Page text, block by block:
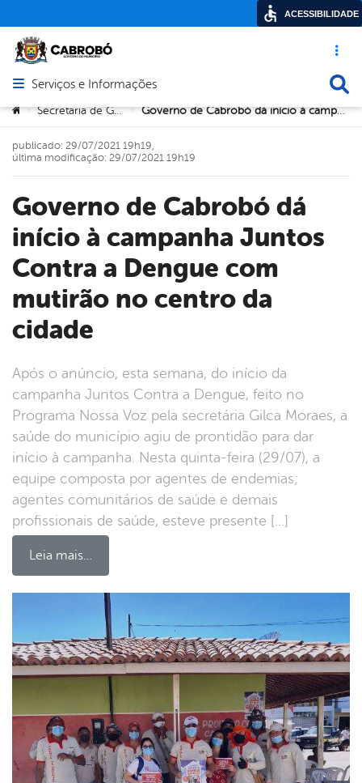
Acesso
Abrir menu principal de navegação
Serviços e Informações
Você está aqui:
> Secretaria de Governo > Governo de Cabrobó dá início à campanha Juntos Contra a Dengue com mutirão no centro da cidade
Governo de Cabrobó dá
início à campanha Juntos
Contra a Dengue com
mutirão no centro da
cidade
Após o anúncio, esta semana, do início da
campanha Juntos Contra a Dengue, feito no
Programa Nossa Voz pela secretária Gilca Moraes, a
saúde do município agiu de prontidão para dar
início à campanha. Nesta quinta-feira (29/07), a
equipe composta por agentes de endemias;
agentes comunitários de saúde e demais
profissionais de saúde, esteve presente […]
Leia mais…
publicado: 29/07/2021 19h19,
última modificação: 29/07/2021 19h19
ACESSIBILIDADE